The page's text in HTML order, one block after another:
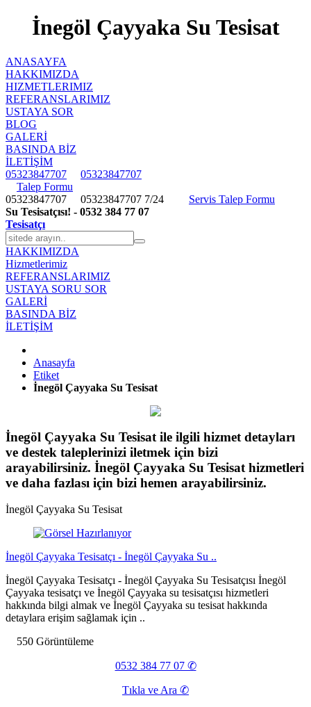
İnegöl Çayyaka Su Tesisat
ANASAYFA
HAKKIMIZDA
HIZMETLERIMIZ
REFERANSLARIMIZ
USTAYA SOR
BLOG
GALERİ
BASINDA BİZ
İLETİŞİM
05323847707
05323847707
Talep Formu
05323847707 05323847707 7/24
Servis Talep Formu
Su Tesisatçısı! - 0532 384 77 07
Tesisatçı
HAKKIMIZDA
Hizmetlerimiz
REFERANSLARIMIZ
USTAYA SORU SOR
GALERİ
BASINDA BİZ
İLETİŞİM
Anasayfa
Etiket
İnegöl Çayyaka Su Tesisat
İnegöl Çayyaka Su Tesisat ile ilgili hizmet detayları
ve destek taleplerinizi iletmek için bizi
arayabilirsiniz. İnegöl Çayyaka Su Tesisat hizmetleri
ve daha fazlası için bizi hemen arayabilirsiniz.
İnegöl Çayyaka Su Tesisat
İnegöl Çayyaka Tesisatçı - İnegöl Çayyaka Su ..
İnegöl Çayyaka Tesisatçı - İnegöl Çayyaka Su Tesisatçısı İnegöl
Çayyaka tesisatçı ve İnegöl Çayyaka su tesisatçısı hizmetleri
hakkında bilgi almak ve İnegöl Çayyaka su tesisat hakkında
detaylara erişim sağlamak için ..
550 Görüntüleme
0532 384 77 07 ✆
Tıkla ve Ara ✆